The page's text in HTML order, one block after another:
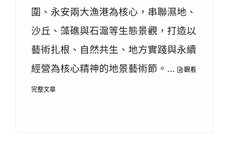
圍、永安兩大漁港為核心，串聯濕地、
沙丘、藻礁與石滬等生態景觀，打造以
藝術扎根、自然共生、地方實踐與永續
經營為核心精神的地景藝術節。...
觀看
完整文章